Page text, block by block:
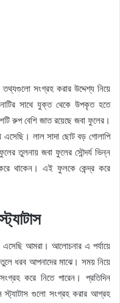
সংগ্রহ করার উদ্দেশ্য নিয়ে
সাথে যুক্ত থেকে উপকৃত হতে
রুপ বেশি জাত রয়েছে জবা ফুলের।
এসেছি। লাল সাদা ছোট বড় গোলাপি
তুলনায় জবা ফুলের সৌন্দর্য ভিন্ন
থাকেন। এই ফুলকে কেন্দ্র করে
আমরা। আলোচনার এ পর্যায়ে
ধরব আপনাদের মাঝে। সময় নিয়ে
করে নিতে পারেন। প্রতিদিন
স্ট্যাটাস গুলো সংগ্রহ করার আগ্রহ